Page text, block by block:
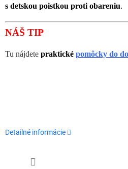
s detskou poistkou proti obareniu.
NÁŠ TIP
Tu nájdete praktické pomôcky do
Detailné informácie